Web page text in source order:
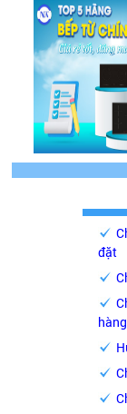
đặt
hàng